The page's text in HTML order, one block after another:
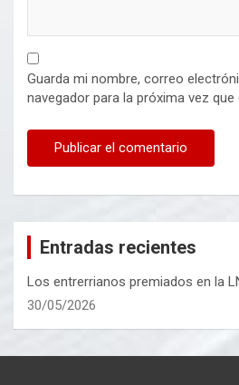
Guarda mi nombre, correo
navegador para la próxima vez que
Entradas recientes
Los entrerrianos premiados en la
30/05/2026